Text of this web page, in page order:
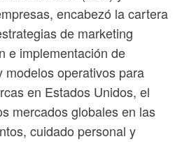
encabezó la cartera
de marketing
e implementación de
modelos operativos para
en Estados Unidos, el
mercados globales en las
cuidado personal y